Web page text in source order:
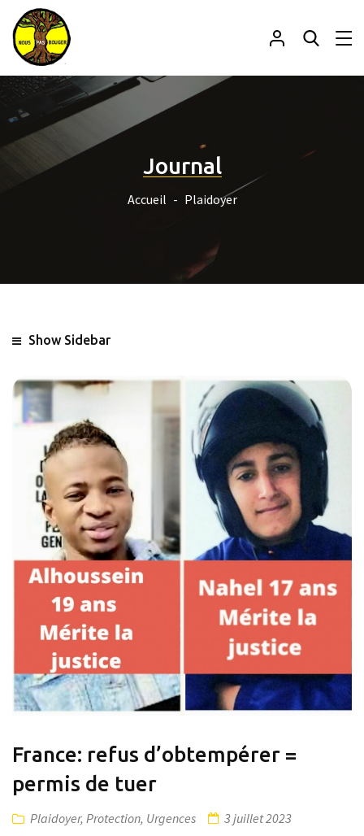
Journal
Accueil Plaidoyer
Show Sidebar
France: refus d’obtempérer =
permis de tuer
Plaidoyer, Protection, Urgences
3 juillet 2023